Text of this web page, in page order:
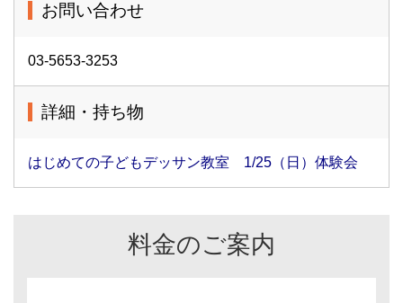
お問い合わせ
03-5653-3253
詳細・持ち物
はじめての子どもデッサン教室 1/25（日）体験会
料金のご案内